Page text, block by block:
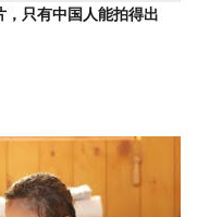
，只有中国人能拍得出